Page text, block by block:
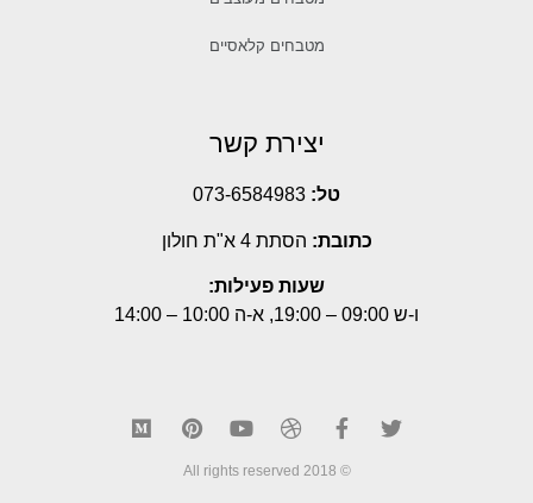
מטבחים קלאסיים
יצירת קשר
טל: 073-6584983
כתובת: הסתת 4 א"ת חולון
שעות פעילות:
ו-ש 09:00 – 19:00, א-ה 10:00 – 14:00
© 2018 All rights reserved